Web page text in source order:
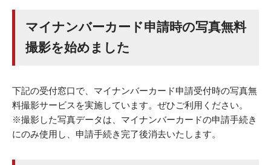
マイナンバーカード申請時の写真無料
撮影を始めました
下記の受付窓口で、マイナンバーカード申請受付時の写真無
料撮影サービスを実施しています。ぜひご利用ください。
※撮影した写真データは、マイナンバーカードの申請手続き
にのみ使用し、申請手続き完了後消去いたします。